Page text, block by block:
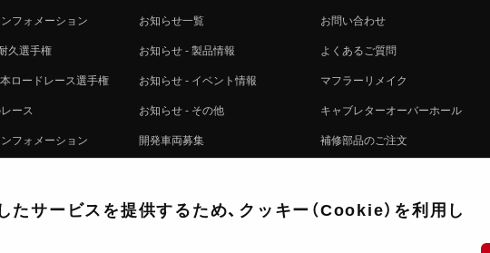
フォメーション
久選手権
ロードレース選手権
ース
フォメーション
ビー
お知らせ一覧
お知らせ - 製品情報
お知らせ - イベント情報
お知らせ - その他
開発車両募集
注文方法
お問い合わせ
よくあるご質問
マフラーリメイク
キャブレターオーバーホール
補修部品のご注文
製品に関する重要なお知らせ
たサービスを提供するため、クッキー（Cookie）を利用し